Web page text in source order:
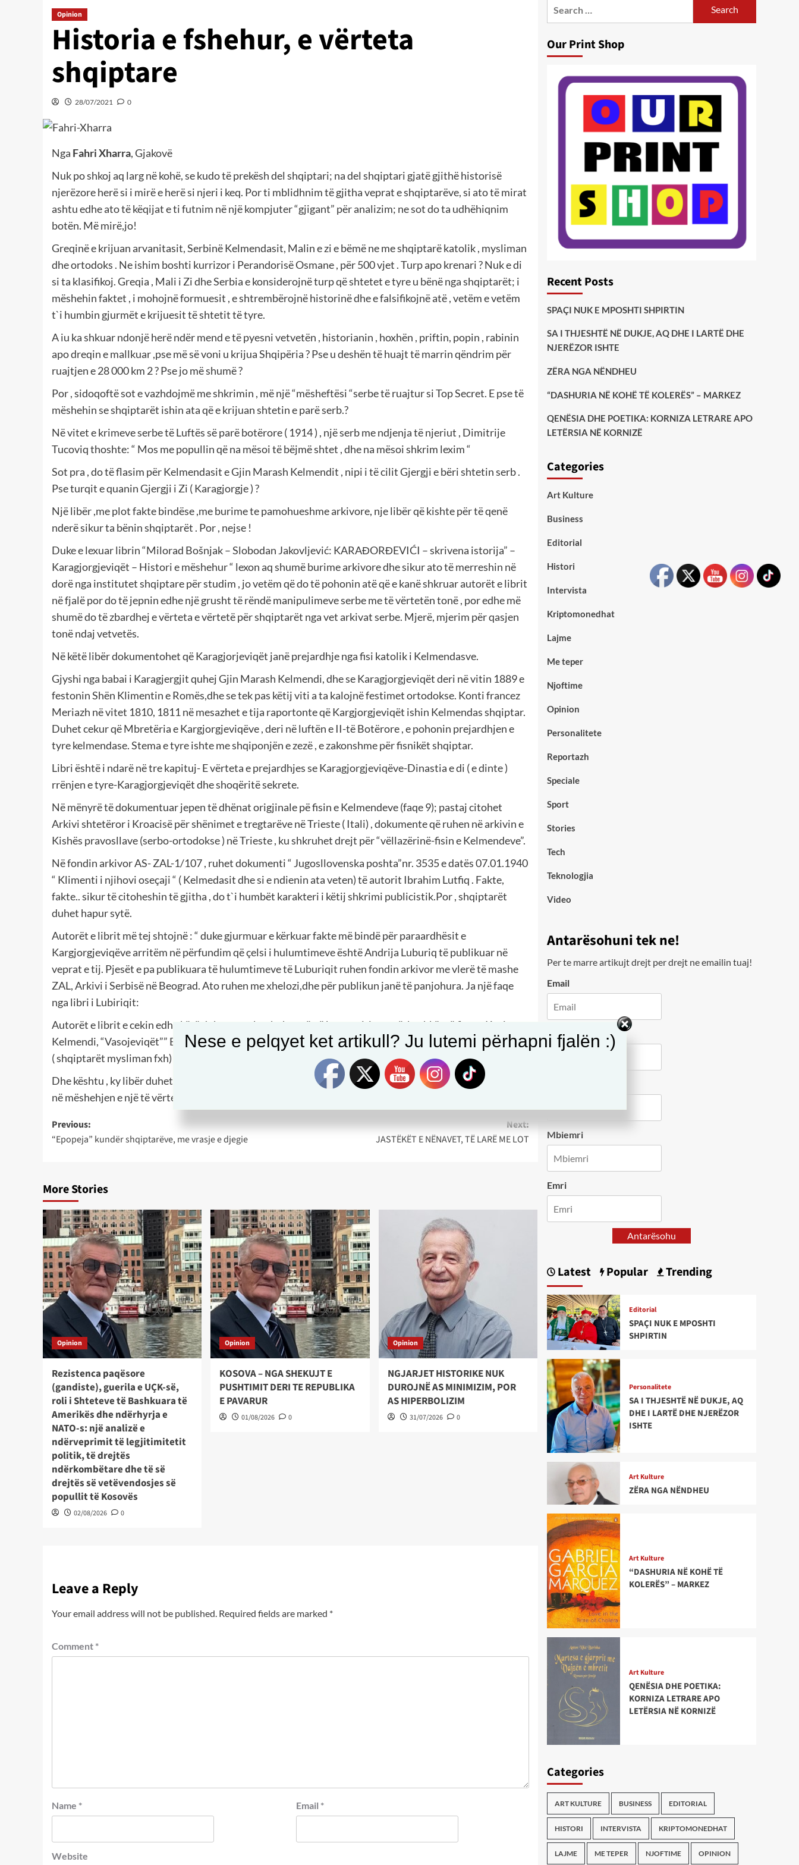
Opinion
Historia e fshehur, e vërteta
shqiptare
28/07/2021 0
Nga Fahri Xharra, Gjakovë
Nuk po shkoj aq larg në kohë, se kudo të prekësh del shqiptari; na del shqiptari gjatë gjithë historisë
njerëzore herë si i mirë e herë si njeri i keq. Por ti mblidhnim të gjitha veprat e shqiptarëve, si ato të mirat
ashtu edhe ato të këqijat e ti futnim në një kompjuter “gjigant” për analizim; ne sot do ta udhëhiqnim
botën. Më mirë,jo!
Greqinë e krijuan arvanitasit, Serbinë Kelmendasit, Malin e zi e bëmë ne me shqiptarë katolik , mysliman
dhe ortodoks . Ne ishim boshti kurrizor i Perandorisë Osmane , për 500 vjet . Turp apo krenari ? Nuk e di
si ta klasifikoj. Greqia , Mali i Zi dhe Serbia e konsiderojnë turp që shtetet e tyre u bënë nga shqiptarët; i
mëshehin faktet , i mohojnë formuesit , e shtrembërojnë historinë dhe e falsifikojnë atë , vetëm e vetëm
t`i humbin gjurmët e krijuesit të shtetit të tyre.
A iu ka shkuar ndonjë herë ndër mend e të pyesni vetvetën , historianin , hoxhën , priftin, popin , rabinin
apo dreqin e mallkuar ,pse më së voni u krijua Shqipëria ? Pse u deshën të huajt të marrin qëndrim për
ruajtjen e 28 000 km 2 ? Pse jo më shumë ?
Por , sidoqoftë sot e vazhdojmë me shkrimin , më një “mësheftësi “serbe të ruajtur si Top Secret. E pse të
mëshehin se shqiptarët ishin ata që e krijuan shtetin e parë serb.?
Në vitet e krimeve serbe të Luftës së parë botërore ( 1914 ) , një serb me ndjenja të njeriut , Dimitrije
Tucoviq thoshte: “ Mos me popullin që na mësoi të bëjmë shtet , dhe na mësoi shkrim lexim “
Sot pra , do të flasim për Kelmendasit e Gjin Marash Kelmendit , nipi i të cilit Gjergji e bëri shtetin serb .
Pse turqit e quanin Gjergji i Zi ( Karagjorgje ) ?
Një libër ,me plot fakte bindëse ,me burime te pamohueshme arkivore, nje libër që kishte për të qenë
nderë sikur ta bënin shqiptarët . Por , nejse !
Duke e lexuar librin “Milorad Bošnjak – Slobodan Jakovljević: KARAĐORĐEVIĆI – skrivena istorija” –
Karagjorgjeviqët – Histori e mëshehur “ lexon aq shumë burime arkivore dhe sikur ato të merreshin në
dorë nga institutet shqiptare për studim , jo vetëm që do të pohonin atë që e kanë shkruar autorët e librit
në fjalë por do të jepnin edhe një grusht të rëndë manipulimeve serbe me të vërtetën tonë , por edhe më
shumë do të zbardhej e vërteta e vërtetë për shqiptarët nga vet arkivat serbe. Mjerë, mjerim për qasjen
tonë ndaj vetvetës.
Në këtë libër dokumentohet që Karagjorjeviqët janë prejardhje nga fisi katolik i Kelmendasve.
Gjyshi nga babai i Karagjergjit quhej Gjin Marash Kelmendi, dhe se Karagjorgjeviqët deri në vitin 1889 e
festonin Shën Klimentin e Romës,dhe se tek pas këtij viti a ta kalojnë festimet ortodokse. Konti francez
Meriazh në vitet 1810, 1811 në mesazhet e tija raportonte që Kargjorgjeviqët ishin Kelmendas shqiptar.
Duhet cekur që Mbretëria e Kargjorgjeviqëve , deri në luftën e II-të Botërore , e pohonin prejardhjen e
tyre kelmendase. Stema e tyre ishte me shqiponjën e zezë , e zakonshme për fisnikët shqiptar.
Libri është i ndarë në tre kapituj- E vërteta e prejardhjes se Karagjorgjeviqëve-Dinastia e di ( e dinte )
rrënjen e tyre-Karagjorgjeviqët dhe shoqëritë sekrete.
Në mënyrë të dokumentuar jepen të dhënat origjinale pë fisin e Kelmendeve (faqe 9); pastaj citohet
Arkivi shtetëror i Kroacisë për shënimet e tregtarëve në Trieste ( Itali) , dokumente që ruhen në arkivin e
Kishës pravosllave (serbo-ortodokse ) në Trieste , ku shkruhet drejt për “vëllazërinë-fisin e Kelmendeve”.
Në fondin arkivor AS- ZAL-1/107 , ruhet dokumenti “ Jugosllovenska poshta”nr. 3535 e datës 07.01.1940
“ Klimenti i njihovi oseçaji “ ( Kelmedasit dhe si e ndienin ata veten) të autorit Ibrahim Lutfiq . Fakte,
fakte.. sikur të citoheshin të gjitha , do t`i humbët karakteri i këtij shkrimi publicistik.Por , shqiptarët
duhet hapur sytë.
Autorët e librit më tej shtojnë : “ duke gjurmuar e kërkuar fakte më bindë për paraardhësit e
Kargjorgjeviqëve arritëm në përfundim që çelsi i hulumtimeve është Andrija Luburiq të publikuar në
veprat e tij. Pjesët e pa publikuara të hulumtimeve të Luburiqit ruhen fondin arkivor me vlerë të mashe
ZAL, Arkivi i Serbisë në Beograd. Ato ruhen me xhelozi,dhe për publikun janë të panjohura. Ja një faqe
nga libri i Lubiriqit:
Autorët e librit e cekin edhe këtë dokument, ku thuhet që në kryengritjen e përbashkët të fiseve Kuçi,
Kelmendi, “Vasojeviqët”” Bratonozhiqët” , Biberajt dhe të tjerë në vitin 1737 u ngritën edhe myslimanët
( shqiptarët mysliman fxh) , të cilëve iu erdhi në ndihmë edhe ushtria austro-hungareze :
Dhe kështu , ky libër duhet patjetër të përkthehet në shqip , dhe të shihen të gjitha makinacionet serbe
në mëshehjen e një të vërtete të madhe që Serbinë si shtet e krijuan shqiptarët, saktësisht kelmendasit.
Post
navigation
Previous:
“Epopeja” kundër shqiptarëve, me vrasje e djegie
Next:
JASTËKËT E NËNAVET, TË LARË ME LOT
More Stories
Opinion
Rezistenca paqësore
(gandiste), guerila e UÇK-së,
roli i Shteteve të Bashkuara të
Amerikës dhe ndërhyrja e
NATO-s: një analizë e
ndërveprimit të legjitimitetit
politik, të drejtës
ndërkombëtare dhe të së
drejtës së vetëvendosjes së
popullit të Kosovës
02/08/2026 0
Opinion
KOSOVA – NGA SHEKUJT E
PUSHTIMIT DERI TE REPUBLIKA
E PAVARUR
01/08/2026 0
Opinion
NGJARJET HISTORIKE NUK
DUROJNË AS MINIMIZIM, POR
AS HIPERBOLIZIM
31/07/2026 0
Leave a Reply
Your email address will not be published. Required fields are marked *
Comment *
Name * Email *
Website
Our Print Shop
Recent Posts
SPAÇI NUK E MPOSHTI SHPIRTIN
SA I THJESHTË NË DUKJE, AQ DHE I LARTË DHE
NJERËZOR ISHTE
ZËRA NGA NËNDHEU
“DASHURIA NË KOHË TË KOLERËS” – MARKEZ
QENËSIA DHE POETIKA: KORNIZA LETRARE APO
LETËRSIA NË KORNIZË
Categories
Art Kulture
Business
Editorial
Histori
Intervista
Kriptomonedhat
Lajme
Me teper
Njoftime
Opinion
Personalitete
Reportazh
Speciale
Sport
Stories
Tech
Teknologjia
Video
Antarësohuni tek ne!
Per te marre artikujt drejt per drejt ne emailin tuaj!
Email
City
Mbiemri
Emri
Antarësohu
Latest Popular Trending
Editorial
SPAÇI NUK E MPOSHTI
SHPIRTIN
Personalitete
SA I THJESHTË NË DUKJE, AQ
DHE I LARTË DHE NJERËZOR
ISHTE
Art Kulture
ZËRA NGA NËNDHEU
Art Kulture
“DASHURIA NË KOHË TË
KOLERËS” – MARKEZ
Art Kulture
QENËSIA DHE POETIKA:
KORNIZA LETRARE APO
LETËRSIA NË KORNIZË
Categories
ART KULTURE BUSINESS EDITORIAL
HISTORI INTERVISTA KRIPTOMONEDHAT
LAJME ME TEPER NJOFTIME OPINION
Nese e pelqyet ket artikull? Ju lutemi përhapni fjalën :)